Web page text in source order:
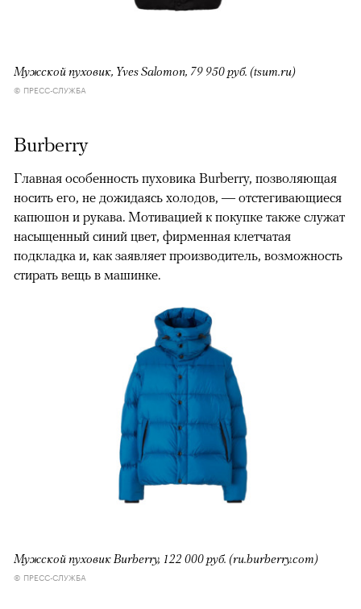
Мужской пуховик, Yves Salomon, 79 950 руб. (tsum.ru)
© ПРЕСС-СЛУЖБА
Burberry
Главная особенность пуховика Burberry, позволяющая
носить его, не дожидаясь холодов, — отстегивающиеся
капюшон и рукава. Мотивацией к покупке также служат
насыщенный синий цвет, фирменная клетчатая
подкладка и, как заявляет производитель, возможность
стирать вещь в машинке.
Мужской пуховик Burberry, 122 000 руб. (ru.burberry.com)
© ПРЕСС-СЛУЖБА